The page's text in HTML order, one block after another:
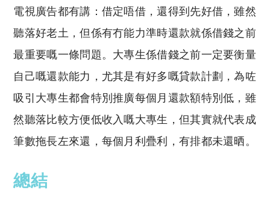
電視廣告都有講：借定唔借，還得到先好借，雖然
聽落好老土，但係有冇能力準時還款就係借錢之前
最重要嘅一條問題。大專生係借錢之前一定要衡量
自己嘅還款能力，尤其是有好多嘅貸款計劃，為咗
吸引大專生都會特別推廣每個月還款額特別低，雖
然聽落比較方便低收入嘅大專生，但其實就代表成
筆數拖長左來還，每個月利疊利，有排都未還晒。
總結